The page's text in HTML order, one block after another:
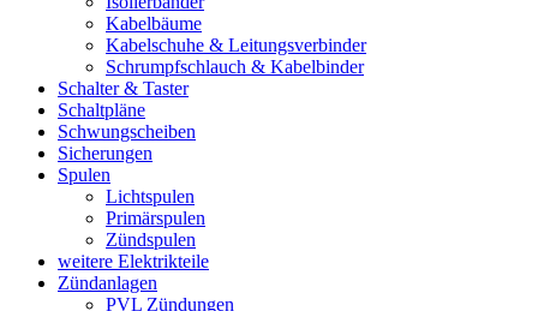
Kabelbäume
Kabelschuhe & Leitungsverbinder
Schrumpfschlauch & Kabelbinder
Schalter & Taster
Schaltpläne
Schwungscheiben
Sicherungen
Spulen
Lichtspulen
Primärspulen
Zündspulen
weitere Elektrikteile
Zündanlagen
PVL Zündungen